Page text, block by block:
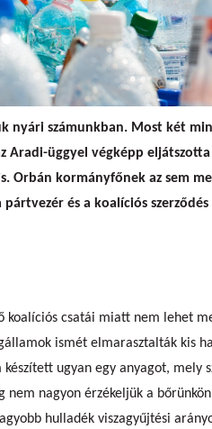
nyári számunkban. Most két
Aradi-üggyel végképp
Orbán kormányfőnek az sem
és a koalíciós
koalíciós csatái miatt nem lehet
ismét elmarasztalták kis
ugyan egy anyagot, mely
nem nagyon érzékeljük a
hulladék viszagyűjtési